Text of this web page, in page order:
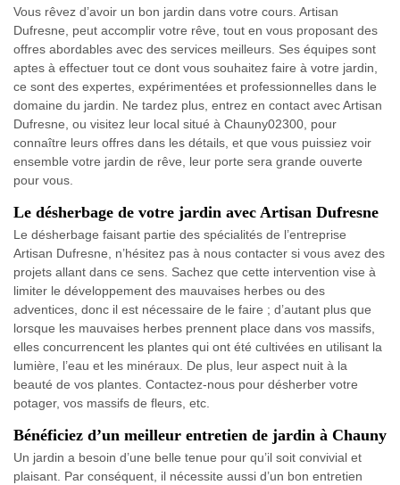
Vous rêvez d’avoir un bon jardin dans votre cours. Artisan
Dufresne, peut accomplir votre rêve, tout en vous proposant des
offres abordables avec des services meilleurs. Ses équipes sont
aptes à effectuer tout ce dont vous souhaitez faire à votre jardin,
ce sont des expertes, expérimentées et professionnelles dans le
domaine du jardin. Ne tardez plus, entrez en contact avec Artisan
Dufresne, ou visitez leur local situé à Chauny02300, pour
connaître leurs offres dans les détails, et que vous puissiez voir
ensemble votre jardin de rêve, leur porte sera grande ouverte
pour vous.
Le désherbage de votre jardin avec Artisan Dufresne
Le désherbage faisant partie des spécialités de l’entreprise
Artisan Dufresne, n’hésitez pas à nous contacter si vous avez des
projets allant dans ce sens. Sachez que cette intervention vise à
limiter le développement des mauvaises herbes ou des
adventices, donc il est nécessaire de le faire ; d’autant plus que
lorsque les mauvaises herbes prennent place dans vos massifs,
elles concurrencent les plantes qui ont été cultivées en utilisant la
lumière, l’eau et les minéraux. De plus, leur aspect nuit à la
beauté de vos plantes. Contactez-nous pour désherber votre
potager, vos massifs de fleurs, etc.
Bénéficiez d’un meilleur entretien de jardin à Chauny
Un jardin a besoin d’une belle tenue pour qu’il soit convivial et
plaisant. Par conséquent, il nécessite aussi d’un bon entretien